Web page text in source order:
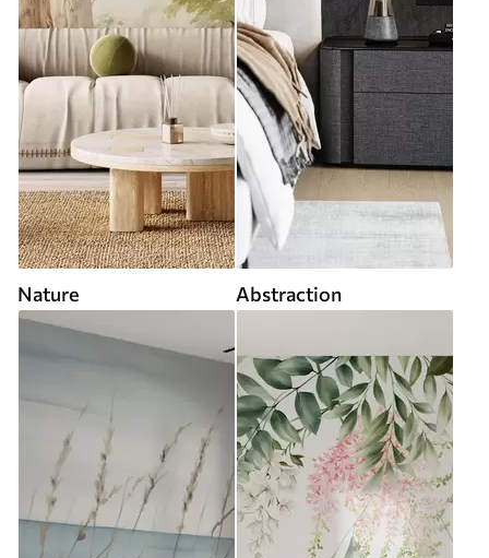
Nature Abstraction